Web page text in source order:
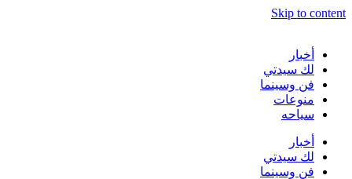
Skip to content
أخبار
لك سيدتي
فن وسينما
منوعات
سياحه
أخبار
لك سيدتي
فن وسينما